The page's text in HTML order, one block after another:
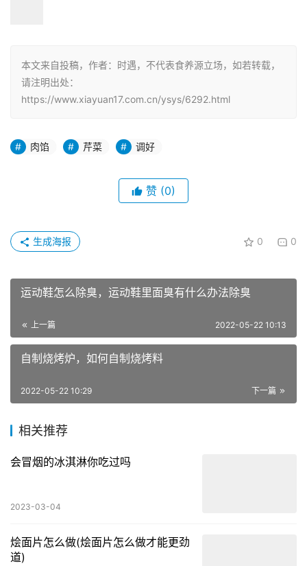
本文来自投稿，作者：时遇，不代表食养源立场，如若转载，
请注明出处：
https://www.xiayuan17.com.cn/ysys/6292.html
肉馅 芹菜 调好
赞 (0)
0 0
生成海报
运动鞋怎么除臭，运动鞋里面臭有什么办法除臭
上一篇 2022-05-22 10:13
自制烧烤炉，如何自制烧烤料
下一篇
2022-05-22 10:29
相关推荐
会冒烟的冰淇淋你吃过吗
2023-03-04
烩面片怎么做(烩面片怎么做才能更劲
道)